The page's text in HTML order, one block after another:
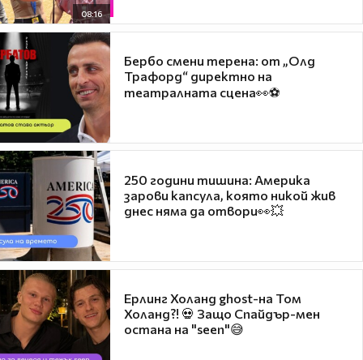
08:16
Бербо смени терена: от „Олд
Трафорд“ директно на
театралната сцена👀⚽
250 години тишина: Америка
зарови капсула, която никой жив
днес няма да отвори👀💥
Ерлинг Холанд ghost-на Том
Холанд?! 💀 Защо Спайдър-мен
остана на "seen"😅